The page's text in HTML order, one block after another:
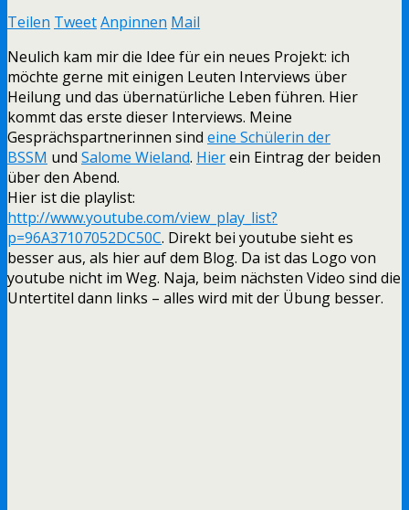
Teilen TweetAnpinnen Mail
Neulich kam mir die Idee für ein neues Projekt: ich
möchte gerne mit einigen Leuten Interviews über
Heilung und das übernatürliche Leben führen. Hier
kommt das erste dieser Interviews. Meine
Gesprächspartnerinnen sind eine Schülerin der
BSSM und Salome Wieland. Hierein Eintrag der beiden
über den Abend.
Hier ist die playlist:
http://www.youtube.com/view_play_list?
p=96A37107052DC50C. Direkt bei youtube sieht es
besser aus, als hier auf dem Blog. Da ist das Logo von
youtube nicht im Weg. Naja, beim nächsten Video sind die
Untertitel dann links – alles wird mit der Übung besser.